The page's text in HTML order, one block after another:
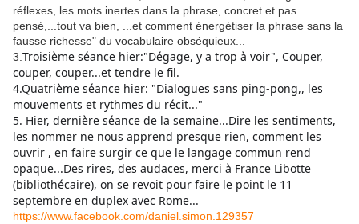
réflexes, les mots inertes dans la phrase, concret et pas
pensé,...tout va bien, ...et comment énergétiser la phrase sans la
fausse richesse" du vocabulaire obséquieux...
3. Troisième séance hier:"Dégage, y a trop à voir", Couper,
couper, couper...et tendre le fil.
4.Quatrième séance hier: "Dialogues sans ping-pong,, les
mouvements et rythmes du récit..."
5. Hier, dernière séance de la semaine...Dire les sentiments,
les nommer ne nous apprend presque rien, comment les
ouvrir , en faire surgir ce que le langage commun rend
opaque...Des rires, des audaces, merci à France Libotte
(bibliothécaire), on se revoit pour faire le point le 11
septembre en duplex avec Rome...
https://www.facebook.com/daniel.simon.129357